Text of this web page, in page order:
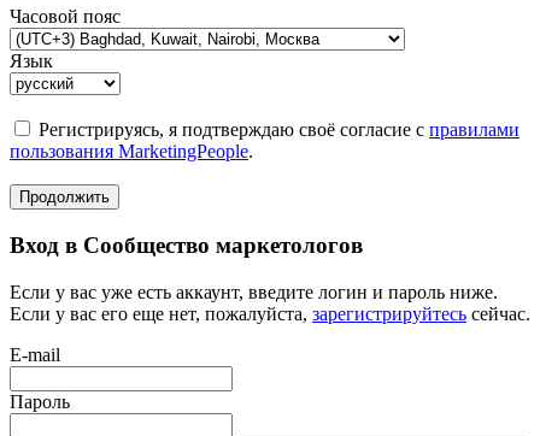
Часовой пояс
Язык
Регистрируясь, я подтверждаю своё согласие с правилами
пользования MarketingPeople.
Продолжить
Вход в Сообщество маркетологов
Если у вас уже есть аккаунт, введите логин и пароль ниже.
Если у вас его еще нет, пожалуйста, зарегистрируйтесь сейчас.
E-mail
Пароль